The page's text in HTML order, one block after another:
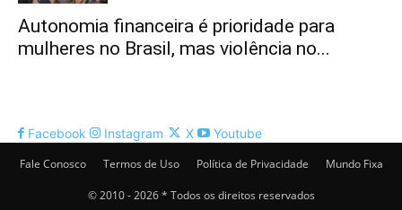
Autonomia financeira é prioridade para
mulheres no Brasil, mas violência no...
Facebook Instagram X
Youtube
Fale Conosco
Termos de Uso Política de Privacidade Mundo Fixa
© 2010 - 2026 * Todos os direitos reservados